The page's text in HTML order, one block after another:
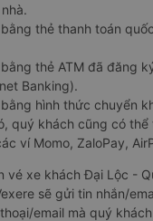
thẻ thanh toán
thẻ ATM đã đăng
Banking).
hình thức chuyển
quý khách cũng có thể
ví Momo, ZaloPay,
vé xe khách Đại Lộc -
sẽ gửi tin nhắn/
email mà quý